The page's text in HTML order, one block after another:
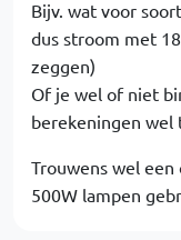
Bijv. wat voor
dus stroom met
zeggen)
Of je wel of niet
berekeningen wel
Trouwens wel
500W lampen